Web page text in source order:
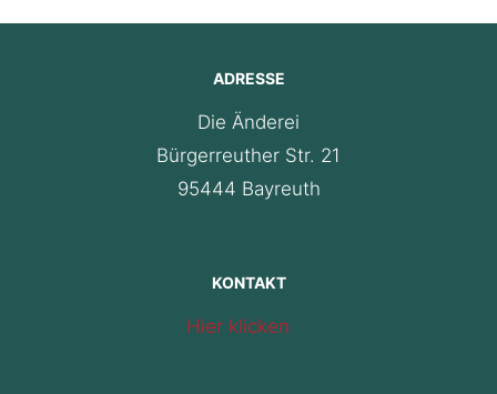
ADRESSE
Die Änderei
Bürgerreuther Str. 21
95444 Bayreuth
KONTAKT
Hier klicken